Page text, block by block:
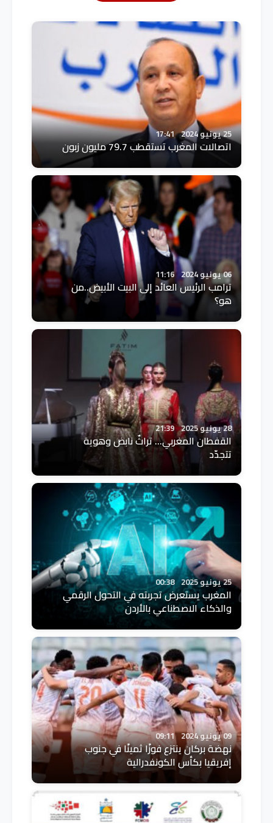
25 يونيو 2024 17:41
اتصالات المغرب تستقطب 79.7 مليون زبون
06 يونيو 2024 11:16
ترامب الرئيس العائد إلى البيت الأبيض..من
هو؟
28 يونيو 2025 21:39
القفطان المغربي… تراثٌ نابض وهوية
تتجدّد
25 يونيو 2025 00:38
المغرب يستعرض تجربته في التحول الرقمي
والذكاء الاصطناعي بالأردن
09 يونيو 2024 09:11
نهضة بركان ينتزع فوزًا ثمينًا في جنوب
إفريقيا بكأس الكونفدرالية